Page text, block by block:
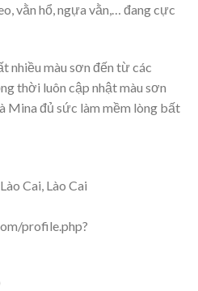
vằn hổ, ngựa vằn,… đang cực
nhiều màu sơn đến từ các
thời luôn cập nhật màu sơn
Mina đủ sức làm mềm lòng bất
Cai, Lào Cai
profile.php?